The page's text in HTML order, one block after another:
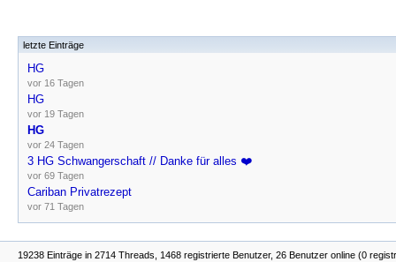
letzte Einträge
HG
vor 16 Tagen
HG
vor 19 Tagen
HG
vor 24 Tagen
3 HG Schwangerschaft // Danke für alles ❤️
vor 69 Tagen
Cariban Privatrezept
vor 71 Tagen
19238 Einträge in 2714 Threads, 1468 registrierte Benutzer, 26 Benutzer online (0